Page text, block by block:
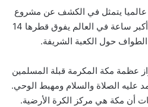
عالميا يتمثل في الكشف عن مشروع
«مكة ميريديان» الذي ستعلوه أكبر ساعة في العالم يفوق قطرها 14
الطواف حول الكعبة الشريفة.
عظمة مكة المكرمة قبلة المسلمين
عليه الصلاة والسلام ومهبط الوحي.
أن مكة هي مركز الكرة الأرضية.